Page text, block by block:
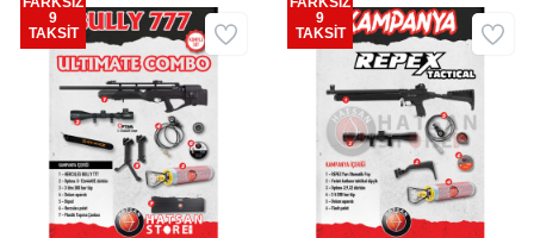
9
TAKSİT
Kargo
Bedava
9
TAKSİT
Kargo
Bedava